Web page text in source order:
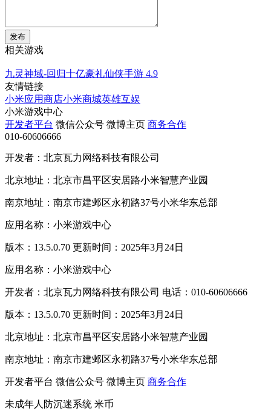
发布
相关游戏
九灵神域-回归十亿豪礼仙侠手游 4.9
友情链接
小米应用商店小米商城英雄互娱
小米游戏中心
开发者平台 微信公众号 微博主页 商务合作
010-60606666
开发者：北京瓦力网络科技有限公司
北京地址：北京市昌平区安居路小米智慧产业园
南京地址：南京市建邺区永初路37号小米华东总部
应用名称：小米游戏中心
版本：13.5.0.70 更新时间：2025年3月24日
应用名称：小米游戏中心
开发者：北京瓦力网络科技有限公司 电话：010-60606666
版本：13.5.0.70 更新时间：2025年3月24日
北京地址：北京市昌平区安居路小米智慧产业园
南京地址：南京市建邺区永初路37号小米华东总部
开发者平台 微信公众号 微博主页 商务合作
未成年人防沉迷系统 米币